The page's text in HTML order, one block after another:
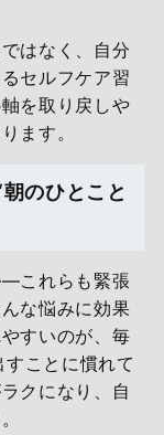
はなく、自分
セルフケア習
を取り戻しや
ます。
のひとこと
これらも緊張
な悩みに効果
すいのが、毎
すことに慣れて
クになり、自